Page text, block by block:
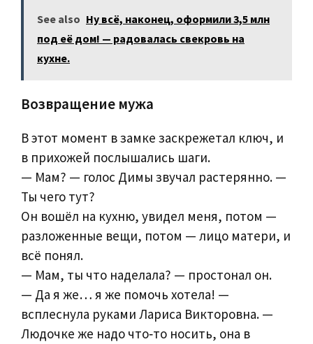
See also Ну всё, наконец, оформили 3,5 млн
под её дом! — радовалась свекровь на
кухне.
Возвращение мужа
В этот момент в замке заскрежетал ключ, и
в прихожей послышались шаги.
— Мам? — голос Димы звучал растерянно. —
Ты чего тут?
Он вошёл на кухню, увидел меня, потом —
разложенные вещи, потом — лицо матери, и
всё понял.
— Мам, ты что наделала? — простонал он.
— Да я же… я же помочь хотела! —
всплеснула руками Лариса Викторовна. —
Людочке же надо что‑то носить, она в